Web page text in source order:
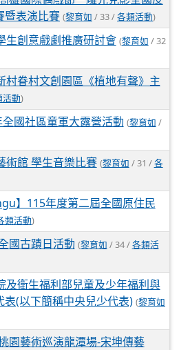
暨表演比賽 (黎育如 / 33 /各類活動)
生創意戲劇推廣研討會 (黎育如 / 32
村眷村文創園區《植地有聲》主
活動)
國社區童軍大露營活動 (黎育如 /
術館 學生音樂比賽 (黎育如 / 31 /各
】115年度第二屆全國原住民
類活動)
國古蹟日活動 (黎育如 / 34 /各類活
及衛生福利部兒童及少年福利與
(以下簡稱中央兒少代表) (黎育如
園藝術巡演龍潭場-宋坤傳藝